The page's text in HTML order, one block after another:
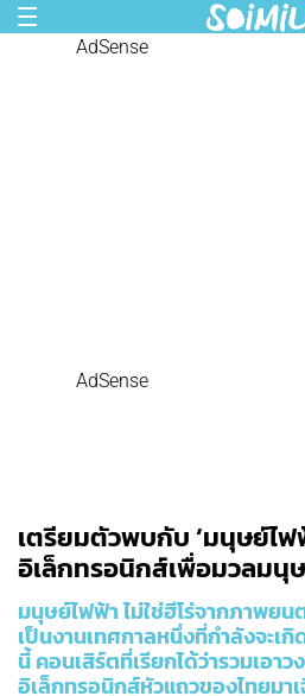
AdSense
AdSense
เตรียมตัวพบกับ ‘มนุษย์ไฟ
อิเล็กทรอนิกส์เพื่อมวลมนุ
มนุษย์ไฟฟ้า ไม่ใช่ฮีโร่จากภาพย
เป็นงานเทศกาลหนึ่งที่กำลังจะเ
นี้ คอนเสิร์ตที่เรียกได้ว่ารวมเอา
อิเล็กทรอนิกส์หัวแถวของไทยมา